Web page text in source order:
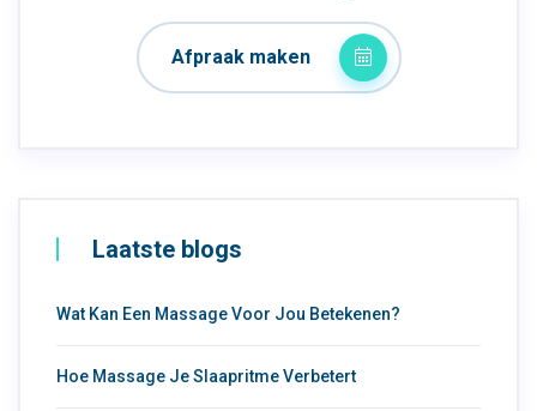
Afpraak maken
Laatste blogs
Wat Kan Een Massage Voor Jou Betekenen?
Hoe Massage Je Slaapritme Verbetert